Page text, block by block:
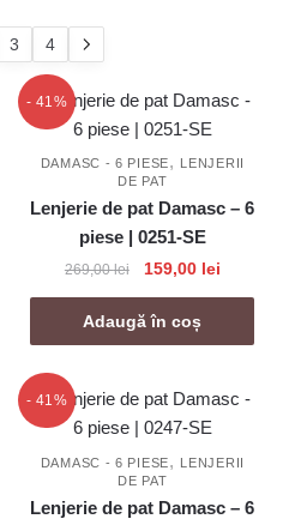
3 4
lei.
- 41%
DAMASC - 6 PIESE,
LENJERII
DE PAT
Lenjerie de pat Damasc – 6
piese | 0251-SE
269,00lei
Prețul
inițial
a
fost:
159,00 leiPrețul
curent
159,00
Adaugă în coș
- 41%
DAMASC - 6 PIESE, LENJERII
DE PAT
Lenjerie de pat Damasc – 6